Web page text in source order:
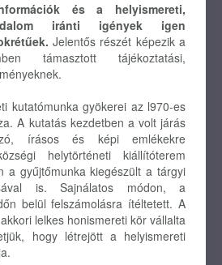
és a helyismereti,
iránti igények igen
Jelentős részét képezik a
támasztott tájékoztatási,
kutatómunka gyökerei az l970-es
A kutatás kezdetben a volt járás
írásos és képi emlékekre
helytörténeti kiállítóterem
a gyűjtőmunka kiegészült a tárgyi
is. Sajnálatos módon, a
belül felszámolásra ítéltetett. A
lelkes honismereti kör vállalta
hogy létrejött a helyismereti